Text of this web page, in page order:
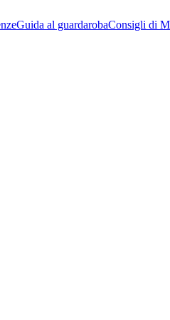
Guida al guardarobaConsigli di